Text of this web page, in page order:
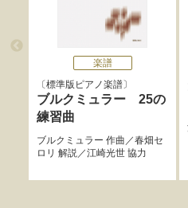
楽譜
標準版ピアノ楽譜
ブルクミュラー 25の
練習曲
ブルクミュラー 作曲／春畑セ
ロリ 解説／江崎光世協力